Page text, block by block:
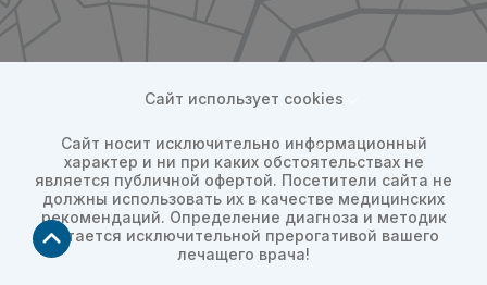
Сайт использует cookies
Сайт носит исключительно информационный
характер и ни при каких обстоятельствах не
является публичной офертой. Посетители сайта не
должны использовать их в качестве медицинских
рекомендаций. Определение диагноза и методик
остается исключительной прерогативой вашего
лечащего врача!